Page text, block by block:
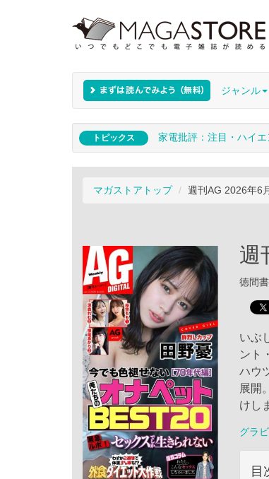
ジャンル
トピックス 家電批評：注目・ハイ
マガストアトップ 週刊AG 2026年6
週
徳間
いぶ
ント
ハウ
展開
けし
グラ
目